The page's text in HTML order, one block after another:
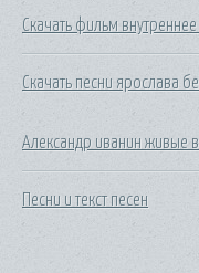
Скачать фильм
Скачать песни ярослава
Александр иванин живые
Песни и текст песен